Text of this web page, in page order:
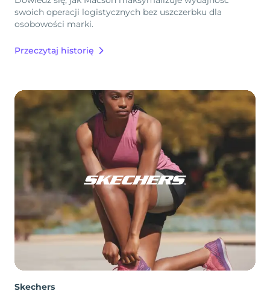
swoich operacji logistycznych bez uszczerbku dla
osobowości marki.
Przeczytaj historię
Skechers